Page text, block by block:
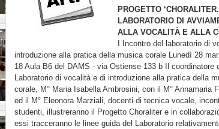
PROGETTO ‘CHORALITER.
LABORATORIO DI
ALLA VOCALITÀ E ALLA
I Incontro del laboratorio di
introduzione alla pratica della musica corale Lunedì 28
18 Aula B6 del DAMS - via Ostiense 133 b Il coordinatore
Laboratorio di vocalità e di introduzione alla pratica della
corale, M° Maria Isabella Ambrosini, con il M° Annamaria
ed il M° Eleonora Marziali, docenti di tecnica vocale,
studenti, illustreranno il Progetto Choraliter e in
essi tracceranno le linee guida del Laboratorio